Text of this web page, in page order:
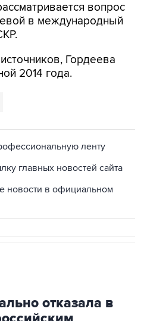
вопрос
в международный
Гордеева
2014 года.
ленту
главных новостей сайта
новости в официальном
отказала в